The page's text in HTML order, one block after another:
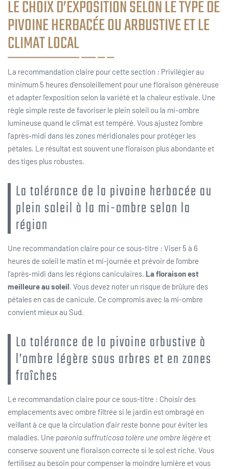
LE CHOIX D’EXPOSITION SELON LE TYPE DE
PIVOINE HERBACÉE OU ARBUSTIVE ET LE
CLIMAT LOCAL
La recommandation claire pour cette section : Privilégier au
minimum 5 heures d’ensoleillement pour une floraison généreuse
et adapter l’exposition selon la variété et la chaleur estivale. Une
règle simple reste de favoriser le plein soleil ou la mi-ombre
lumineuse quand le climat est tempéré. Vous ajustez l’ombre
l’après-midi dans les zones méridionales pour protéger les
pétales. Le résultat est souvent une floraison plus abondante et
des tiges plus robustes.
La tolérance de la pivoine herbacée au
plein soleil à la mi-ombre selon la
région
Une recommandation claire pour ce sous-titre : Viser 5 à 6
heures de soleil le matin et mi-journée et prévoir de l’ombre
l’après-midi dans les régions caniculaires. La floraison est
meilleure au soleil. Vous devez noter un risque de brûlure des
pétales en cas de canicule. Ce compromis avec la mi-ombre
convient mieux au Sud.
La tolérance de la pivoine arbustive à
l’ombre légère sous arbres et en zones
fraîches
Le recommandation claire pour ce sous-titre : Choisir des
emplacements avec ombre filtrée si le jardin est ombragé en
veillant à ce que la circulation d’air reste bonne pour éviter les
maladies. Une paeonia suffruticosa tolère une ombre légère et
conserve souvent une floraison correcte si le sol est riche. Vous
fertilisez au besoin pour compenser la moindre lumière et vous